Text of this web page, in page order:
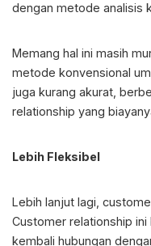
dengan metode analisis
Memang hal ini masih
metode konvensional
juga kurang akurat,
relationship yang
Lebih Fleksibel
Lebih lanjut lagi,
Customer relationship
kembali hubungan